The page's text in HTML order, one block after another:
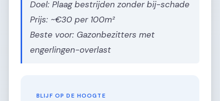
Doel: Plaag bestrijden zonder bij-schade
Prijs: ~€30 per 100m²
Beste voor: Gazonbezitters met
engerlingen-overlast
BLIJF OP DE HOOGTE